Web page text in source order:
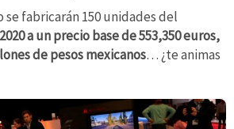
fabricarán 150 unidades del
a un precio base de 553,350 euros,
de pesos mexicanos… ¿te animas